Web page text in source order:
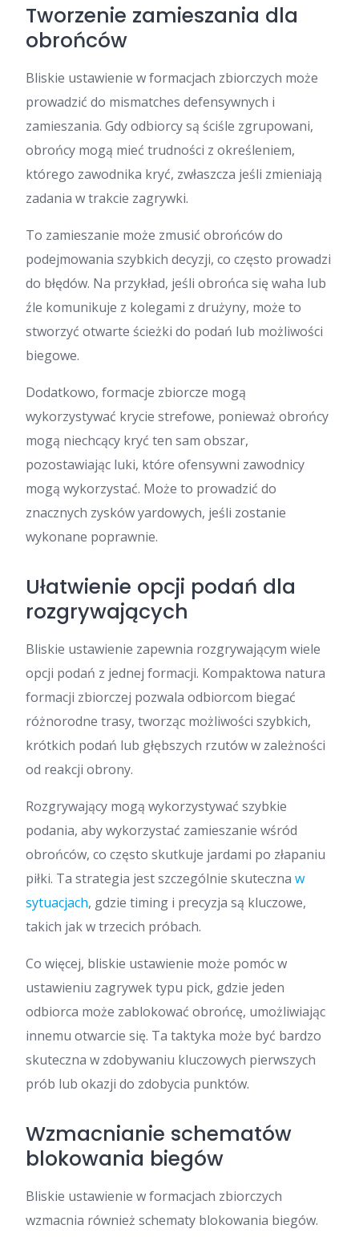
Tworzenie zamieszania dla
obrońców
Bliskie ustawienie w formacjach zbiorczych może
prowadzić do mismatches defensywnych i
zamieszania. Gdy odbiorcy są ściśle zgrupowani,
obrońcy mogą mieć trudności z określeniem,
którego zawodnika kryć, zwłaszcza jeśli zmieniają
zadania w trakcie zagrywki.
To zamieszanie może zmusić obrońców do
podejmowania szybkich decyzji, co często prowadzi
do błędów. Na przykład, jeśli obrońca się waha lub
źle komunikuje z kolegami z drużyny, może to
stworzyć otwarte ścieżki do podań lub możliwości
biegowe.
Dodatkowo, formacje zbiorcze mogą
wykorzystywać krycie strefowe, ponieważ obrońcy
mogą niechcący kryć ten sam obszar,
pozostawiając luki, które ofensywni zawodnicy
mogą wykorzystać. Może to prowadzić do
znacznych zysków yardowych, jeśli zostanie
wykonane poprawnie.
Ułatwienie opcji podań dla
rozgrywających
Bliskie ustawienie zapewnia rozgrywającym wiele
opcji podań z jednej formacji. Kompaktowa natura
formacji zbiorczej pozwala odbiorcom biegać
różnorodne trasy, tworząc możliwości szybkich,
krótkich podań lub głębszych rzutów w zależności
od reakcji obrony.
Rozgrywający mogą wykorzystywać szybkie
podania, aby wykorzystać zamieszanie wśród
obrońców, co często skutkuje jardami po złapaniu
piłki. Ta strategia jest szczególnie skuteczna w
sytuacjach, gdzie timing i precyzja są kluczowe,
takich jak w trzecich próbach.
Co więcej, bliskie ustawienie może pomóc w
ustawieniu zagrywek typu pick, gdzie jeden
odbiorca może zablokować obrońcę, umożliwiając
innemu otwarcie się. Ta taktyka może być bardzo
skuteczna w zdobywaniu kluczowych pierwszych
prób lub okazji do zdobycia punktów.
Wzmacnianie schematów
blokowania biegów
Bliskie ustawienie w formacjach zbiorczych
wzmacnia również schematy blokowania biegów.